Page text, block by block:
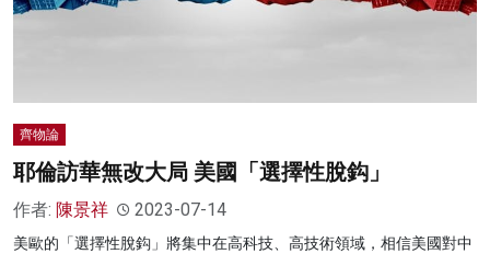
齊物論
耶倫訪華無改大局 美國「選擇性脫鈎」
作者: 陳景祥 2023-07-14
美歐的「選擇性脫鈎」將集中在高科技、高技術領域，相信美國對中